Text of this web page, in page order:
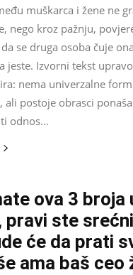
muškarca i žene ne
nego kroz pažnju,
se druga osoba čuje
jeste. Izvorni tekst
nema univerzalne
ali postoje obrasci
odnos...
ova 3 broja
pravi ste
će da prati
ama baš ceo